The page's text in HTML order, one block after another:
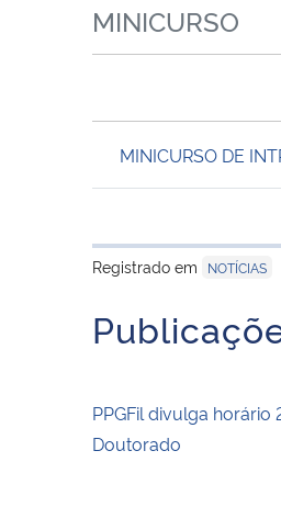
MINICURSO
MINICURSO DE
Registrado em
NOTÍCIAS
PPGFil divulga
Doutorado